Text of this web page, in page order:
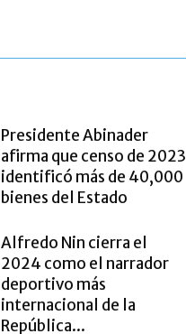
Presidente Abinader
afirma que censo de 2023
identificó más de 40,000
bienes del Estado
Alfredo Nin cierra el
2024 como el narrador
deportivo más
internacional de la
República...